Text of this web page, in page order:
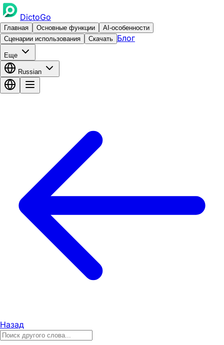
DictoGo
Главная Основные функции
AI-особенности
Сценарии использования
Скачать Блог
Еще
Russian
Назад